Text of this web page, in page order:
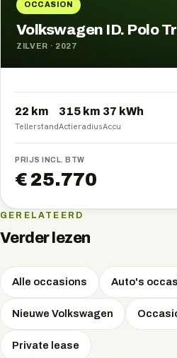
OCCASION
Volkswagen ID. Polo
ZILVER · 2027
22 km
Tellerstand
315 km
Actieradius
37 kWh
Accu
PRIJS INCL. BTW
€ 25.770
GERELATEERD
Verder lezen
Alle occasions Auto's
Nieuwe Volkswagen
Private lease